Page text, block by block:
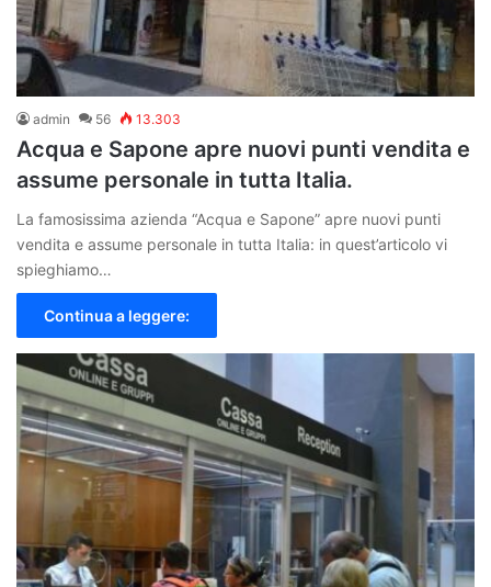
admin 56 13.303
Acqua e Sapone apre nuovi punti vendita e
assume personale in tutta Italia.
La famosissima azienda “Acqua e Sapone” apre nuovi punti
vendita e assume personale in tutta Italia: in quest’articolo vi
spieghiamo…
Continua a leggere: